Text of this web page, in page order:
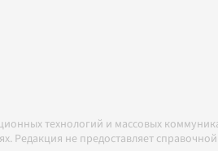
технологий и массовых
Редакция не предоставляет